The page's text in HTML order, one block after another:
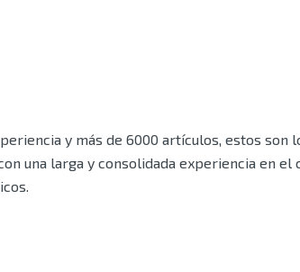
y más de 6000 artículos, estos
una larga y consolidada experiencia en